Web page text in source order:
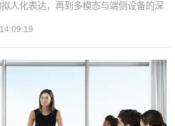
人化表达，再到多模态与端侧设备的深
续释放。